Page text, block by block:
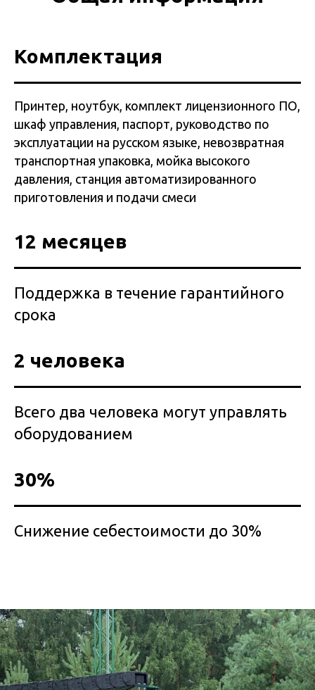
Комплектация
Принтер, ноутбук, комплект лицензионного ПО,
шкаф управления, паспорт, руководство по
эксплуатации на русском языке, невозвратная
транспортная упаковка, мойка высокого
давления, станция автоматизированного
приготовления и подачи смеси
12 месяцев
Поддержка в течение гарантийного
срока
2 человека
Всего два человека могут управлять
оборудованием
30%
Снижение себестоимости до 30%